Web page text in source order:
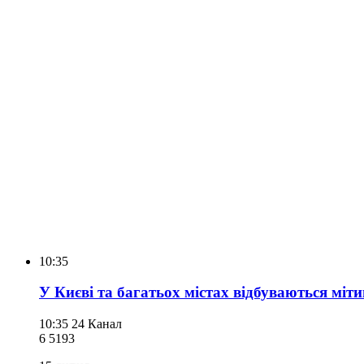
10:35
У Києві та багатьох містах відбуваються
10:35 24 Канал
6 5193